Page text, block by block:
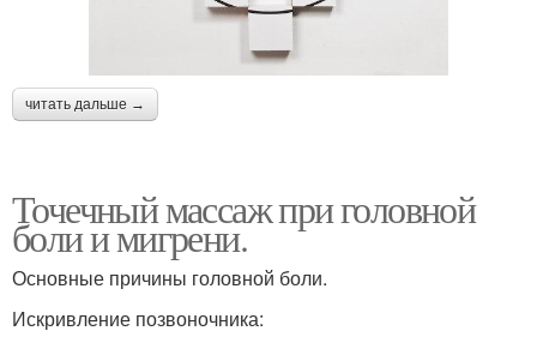
читать дальше →
Точечный массаж при головной
боли и мигрени.
Основные причины головной боли.
Искривление позвоночника: